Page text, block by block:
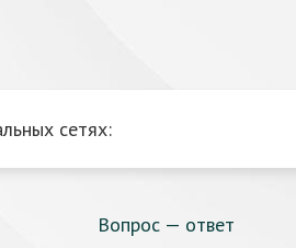
сетях:
Вопрос — ответ